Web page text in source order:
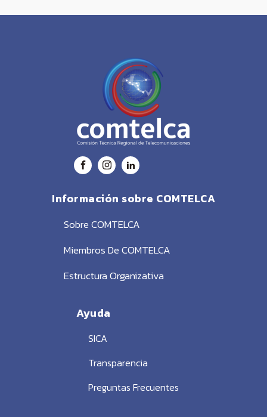
Información sobre COMTELCA
Sobre COMTELCA
Miembros De COMTELCA
Estructura Organizativa
Ayuda
SICA
Transparencia
Preguntas Frecuentes